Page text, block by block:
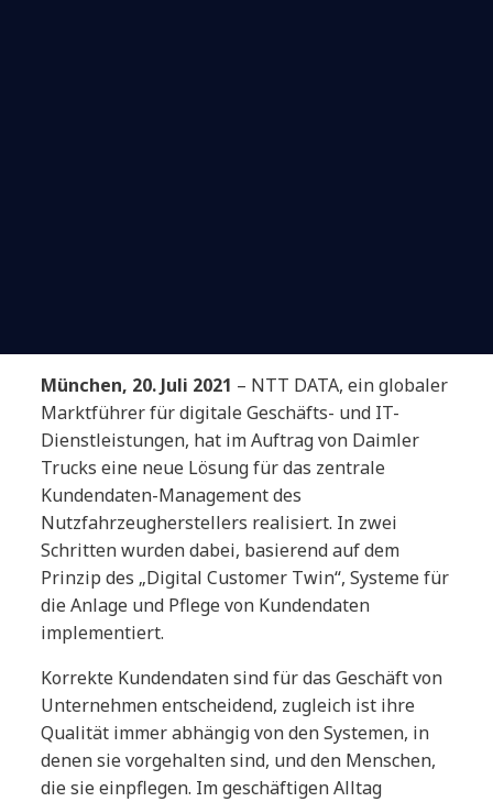
München, 20. Juli 2021 – NTT DATA,ein globaler
Marktführer für digitale Geschäfts- und IT-
Dienstleistungen, hat im Auftrag von Daimler
Trucks eine neue Lösung für das zentrale
Kundendaten-Management des
Nutzfahrzeugherstellers realisiert. In zwei
Schritten wurden dabei, basierend auf dem
Prinzip des „Digital Customer Twin“, Systeme für
die Anlage und Pflege von Kundendaten
implementiert.
Korrekte Kundendaten sind für das Geschäft von
Unternehmen entscheidend, zugleich ist ihre
Qualität immer abhängig von den Systemen, in
denen sie vorgehalten sind, und den Menschen,
die sie einpflegen. Im geschäftigen Alltag